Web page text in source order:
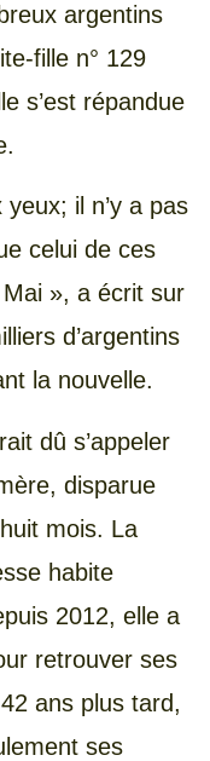
argentins
fille n° 129
s’est répandue
il n’y a pas
celui de ces
», a écrit sur
d’argentins
la nouvelle.
dû s’appeler
disparue
mois. La
habite
2012, elle a
retrouver ses
ans plus tard,
ses